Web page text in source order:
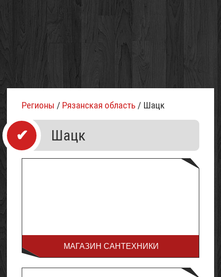
Регионы / Рязанская область / Шацк
Шацк
МАГАЗИН САНТЕХНИКИ